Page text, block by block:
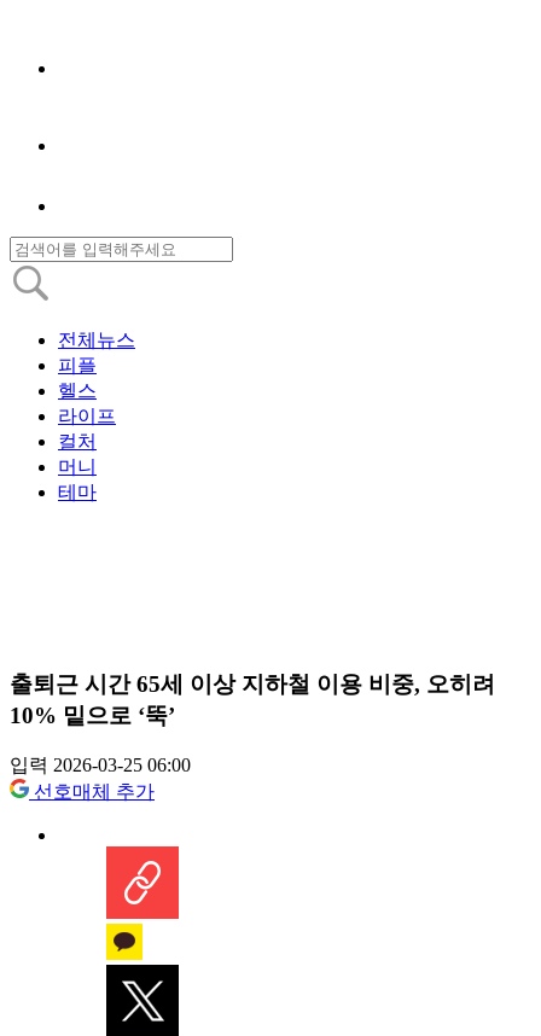
전체뉴스
피플
헬스
라이프
컬처
머니
테마
출퇴근 시간 65세 이상 지하철 이용 비중, 오히려
10% 밑으로 ‘뚝’
입력 2026-03-25 06:00
선호매체 추가